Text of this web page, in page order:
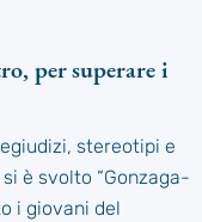
per superare i
stereotipi e
è svolto “Gonzaga-
i giovani del